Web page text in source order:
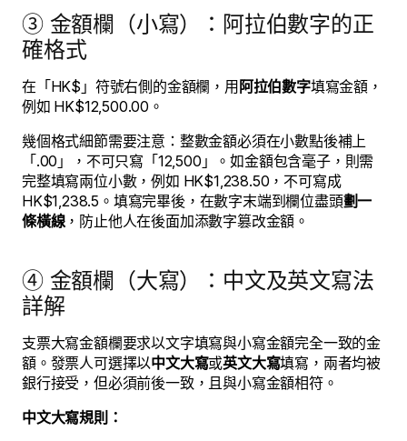
③ 金額欄（小寫）：阿拉伯數字的正
確格式
在「HK$」符號右側的金額欄，用阿拉伯數字填寫金額，
例如 HK$12,500.00。
幾個格式細節需要注意：整數金額必須在小數點後補上
「.00」，不可只寫「12,500」。如金額包含毫子，則需
完整填寫兩位小數，例如 HK$1,238.50，不可寫成
HK$1,238.5。填寫完畢後，在數字末端到欄位盡頭劃一
條橫線，防止他人在後面加添數字篡改金額。
④ 金額欄（大寫）：中文及英文寫法
詳解
支票大寫金額欄要求以文字填寫與小寫金額完全一致的金
額。發票人可選擇以中文大寫或英文大寫填寫，兩者均被
銀行接受，但必須前後一致，且與小寫金額相符。
中文大寫規則：